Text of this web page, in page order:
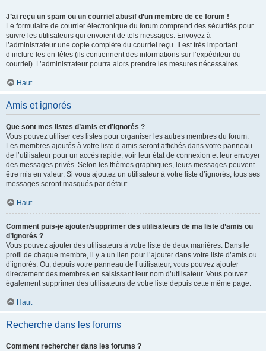
J’ai reçu un spam ou un courriel abusif d’un membre de ce forum !
Le formulaire de courrier électronique du forum comprend des sécurités pour
suivre les utilisateurs qui envoient de tels messages. Envoyez à
l’administrateur une copie complète du courriel reçu. Il est très important
d’inclure les en-têtes (ils contiennent des informations sur l’expéditeur du
courriel). L’administrateur pourra alors prendre les mesures nécessaires.
Haut
Amis et ignorés
Que sont mes listes d’amis et d’ignorés ?
Vous pouvez utiliser ces listes pour organiser les autres membres du forum.
Les membres ajoutés à votre liste d’amis seront affichés dans votre panneau
de l’utilisateur pour un accès rapide, voir leur état de connexion et leur envoyer
des messages privés. Selon les thèmes graphiques, leurs messages peuvent
être mis en valeur. Si vous ajoutez un utilisateur à votre liste d’ignorés, tous ses
messages seront masqués par défaut.
Haut
Comment puis-je ajouter/supprimer des utilisateurs de ma liste d’amis ou
d’ignorés ?
Vous pouvez ajouter des utilisateurs à votre liste de deux manières. Dans le
profil de chaque membre, il y a un lien pour l’ajouter dans votre liste d’amis ou
d’ignorés. Ou, depuis votre panneau de l’utilisateur, vous pouvez ajouter
directement des membres en saisissant leur nom d’utilisateur. Vous pouvez
également supprimer des utilisateurs de votre liste depuis cette même page.
Haut
Recherche dans les forums
Comment rechercher dans les forums ?